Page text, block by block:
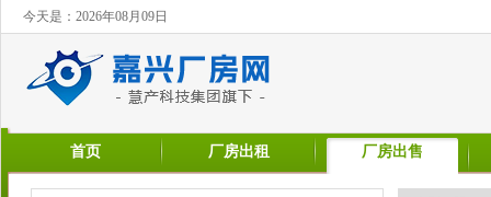
今天是：2026年08月09日
首页 厂房出租 厂房出售